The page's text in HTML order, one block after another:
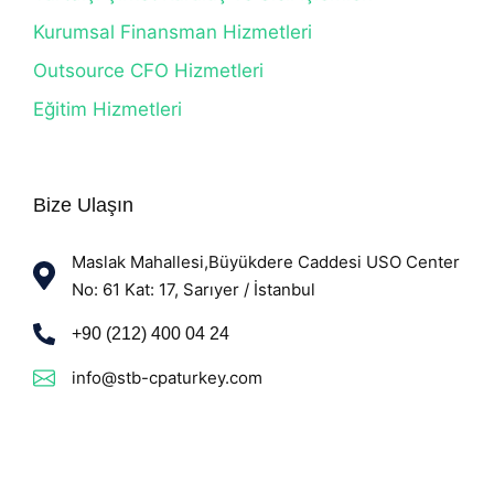
Kurumsal Finansman Hizmetleri
Outsource CFO Hizmetleri
Eğitim Hizmetleri
Bize Ulaşın
Maslak Mahallesi,Büyükdere Caddesi USO Center
No: 61 Kat: 17, Sarıyer / İstanbul
+90 (212) 400 04 24
info@stb-cpaturkey.com